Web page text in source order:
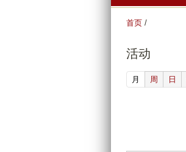
首页 /
活动
月 (active tab)
周 日